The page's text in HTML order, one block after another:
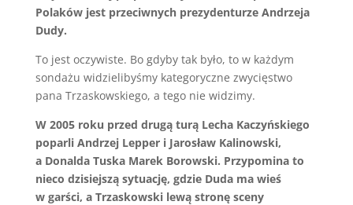
Polaków jest przeciwnych prezydenturze Andrzeja
Dudy.
To jest oczywiste. Bo gdyby tak było, to w każdym
sondażu widzielibyśmy kategoryczne zwycięstwo
pana Trzaskowskiego, a tego nie widzimy.
W 2005 roku przed drugą turą Lecha Kaczyńskiego
poparli Andrzej Lepper i Jarosław Kalinowski,
a Donalda Tuska Marek Borowski. Przypomina to
nieco dzisiejszą sytuację, gdzie Duda ma wieś
w garści, a Trzaskowski lewą stronę sceny